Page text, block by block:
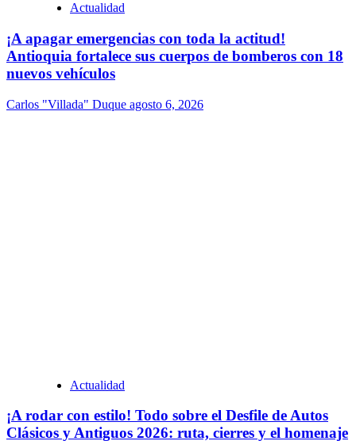
Actualidad
¡A apagar emergencias con toda la actitud!
Antioquia fortalece sus cuerpos de bomberos con 18
nuevos vehículos
Carlos "Villada" Duque agosto 6, 2026
Actualidad
¡A rodar con estilo! Todo sobre el Desfile de Autos
Clásicos y Antiguos 2026: ruta, cierres y el homenaje